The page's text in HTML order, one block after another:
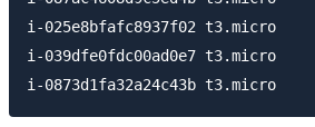
i-025e8bfafc8937f02 t3.micro
i-039dfe0fdc00ad0e7 t3.micro